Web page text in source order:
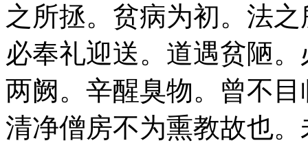
之所拯。贫病为初。法
必奉礼迎送。道遇贫陋
两阙。辛醒臭物。曾不
清净僧房不为熏教故也